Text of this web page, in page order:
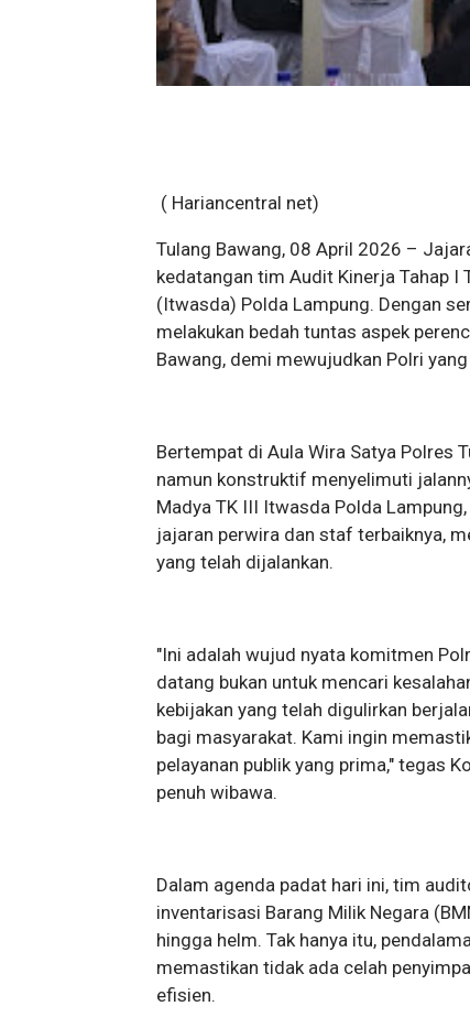
( Hariancentral net)
Tulang Bawang, 08 April 2026 –
kedatangan tim Audit Kinerja Tahap I
(Itwasda) Polda Lampung. Dengan
melakukan bedah tuntas aspek
Bawang, demi mewujudkan Polri
Bertempat di Aula Wira Satya Polres
namun konstruktif menyelimuti
Madya TK III Itwasda Polda
jajaran perwira dan staf terbaiknya,
yang telah dijalankan.
"Ini adalah wujud nyata komitmen
datang bukan untuk mencari
kebijakan yang telah digulirkan
bagi masyarakat. Kami ingin
pelayanan publik yang prima," tegas
penuh wibawa.
Dalam agenda padat hari ini, tim
inventarisasi Barang Milik Negara
hingga helm. Tak hanya itu,
memastikan tidak ada celah
efisien.